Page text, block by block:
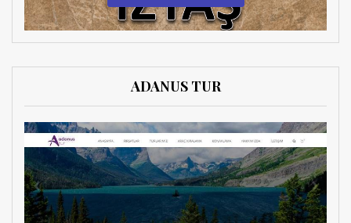
ADANUS TUR